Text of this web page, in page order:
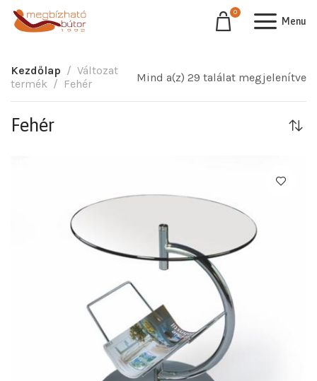
0
Menu
Kezdőlap
Változat
termék
Fehér Mind a(z) 29 találat megjelenítve
Fehér